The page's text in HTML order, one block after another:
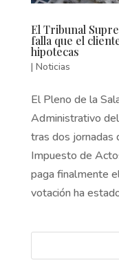
El Tribunal
falla que el
hipotecas
| Noticias
El Pleno de la
Administrativo
tras dos jornadas
Impuesto de
paga finalmente
votación ha